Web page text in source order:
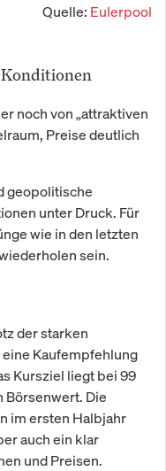
Quelle: Eulerpool
noch von „attraktiven
Preise deutlich
geopolitische
unter Druck. Für
wie in den letzten
sein.
der starken
Kaufempfehlung
Kursziel liegt bei 99
Börsenwert. Die
im ersten Halbjahr
auch ein klar
und Preisen.